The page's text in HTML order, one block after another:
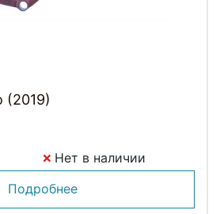
(2019)
Нет в наличии
Подробнее